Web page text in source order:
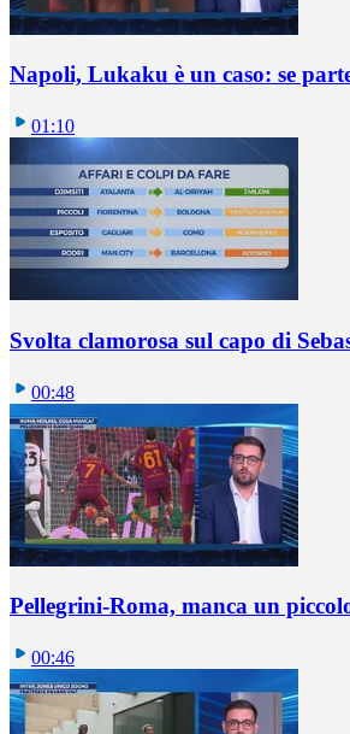
Napoli, Lukaku è un caso: se
01:10
Svolta clamorosa sul capo di
00:48
Pellegrini-Roma, manca un
00:46